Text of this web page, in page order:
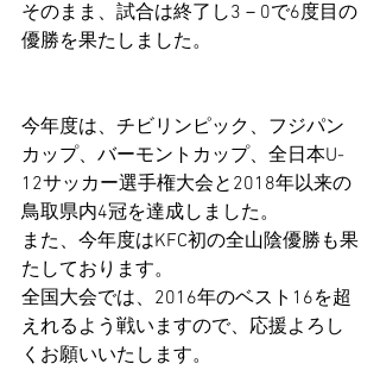
そのまま、試合は終了し3－0で6度目の
優勝を果たしました。
今年度は、チビリンピック、フジパン
カップ、バーモントカップ、全日本U-
12サッカー選手権大会と2018年以来の
鳥取県内4冠を達成しました。
また、今年度はKFC初の全山陰優勝も果
たしております。
全国大会では、2016年のベスト16を超
えれるよう戦いますので、応援よろし
くお願いいたします。